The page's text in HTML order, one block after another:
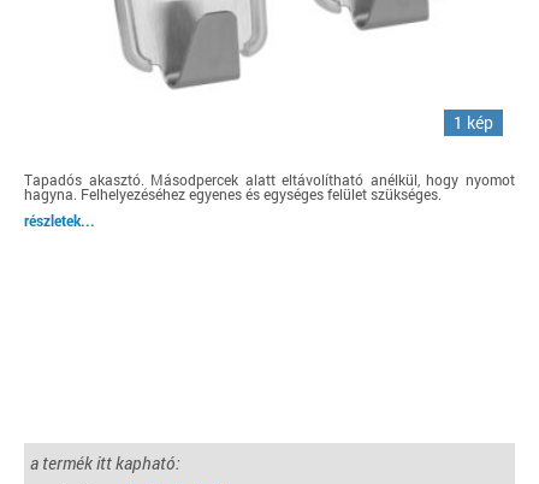
1 kép
Tapadós akasztó. Másodpercek alatt eltávolítható anélkül, hogy nyomot
hagyna. Felhelyezéséhez egyenes és egységes felület szükséges.
részletek...
a termék itt kapható: